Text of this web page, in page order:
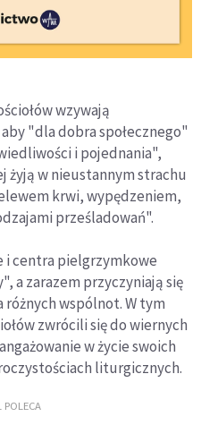
wzywają
"dla dobra społecznego"
i pojednania",
żyją w nieustannym strachu
krwi, wypędzeniem,
prześladowań".
i centra pielgrzymkowe
a zarazem przyczyniają się
różnych wspólnot. W tym
zwrócili się do wiernych
w życie swoich
liturgicznych.
POLECA